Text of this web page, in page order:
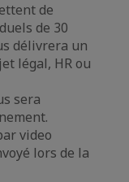
de
de 30
délivrera un
légal, HR ou
sera
video
lors de la